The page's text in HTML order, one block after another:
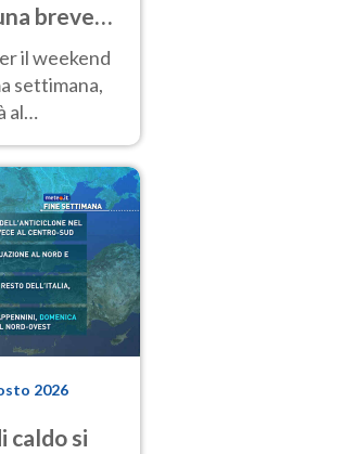
breve
il weekend
settimana,
al
2026
caldo si